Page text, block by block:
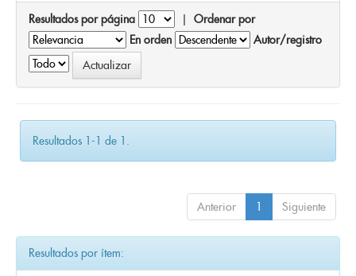
Resultados por página | Ordenar por
En orden
Autor/registro
Resultados 1-1 de 1.
Anterior 1 Siguiente
Resultados por ítem: